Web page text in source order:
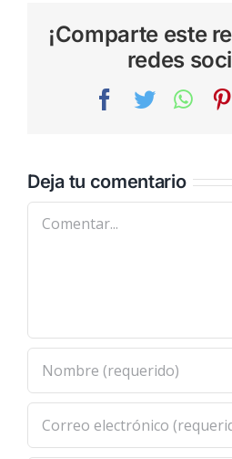
¡Comparte este
redes
Facebook
Twitter
Deja tu comentario
Comentar